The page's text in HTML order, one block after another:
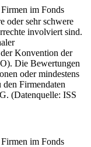
im Fonds
oder sehr schwere
involviert sind.
Konvention der
Die Bewertungen
oder mindestens
Firmendaten
(Datenquelle: ISS
im Fonds